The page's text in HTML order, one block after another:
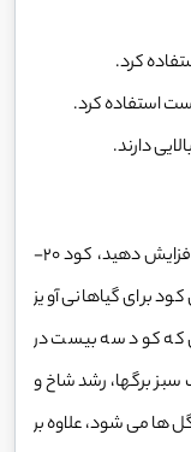
استفاده کرد.
دارند.
اگر می خواهید باروری گیاه را در خاک ضعیف افزایش دهید، کود 20-
کود برای گیاهانی آویز
که کود سه بیست در
برگها، رشد شاخ و
ها می شود، علاوه بر